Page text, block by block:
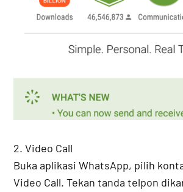
2. Video Call
Buka aplikasi WhatsApp, pilih
Video Call. Tekan tanda telpon